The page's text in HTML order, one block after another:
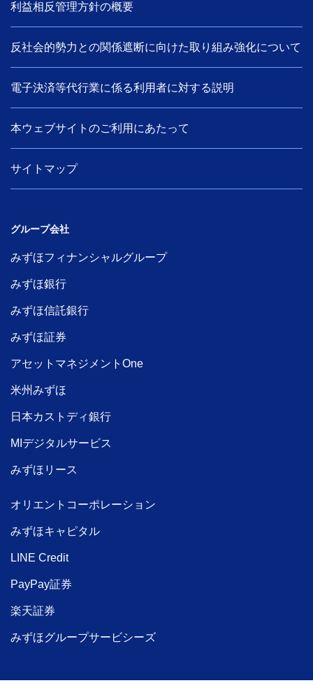
利益相反管理方針の概要
反社会的勢力との関係遮断に向けた取り組み強化について
電子決済等代行業に係る利用者に対する説明
本ウェブサイトのご利用にあたって
サイトマップ
グループ会社
みずほフィナンシャルグループ
みずほ銀行
みずほ信託銀行
みずほ証券
アセットマネジメントOne
米州みずほ
日本カストディ銀行
MIデジタルサービス
みずほリース
オリエントコーポレーション
みずほキャピタル
LINE Credit
PayPay証券
楽天証券
みずほグループサービシーズ